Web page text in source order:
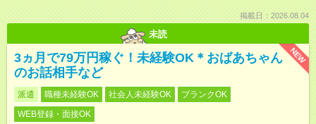
掲載日：2026.08.04
未読
NEW
3ヵ月で79万円稼ぐ！未経験OK＊おばあちゃん
のお話相手など
派遣 職種未経験OK 社会人未経験OK
ブランクOK
WEB登録・面接OK